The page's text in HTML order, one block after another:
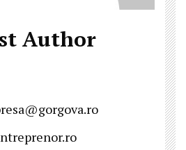
Author